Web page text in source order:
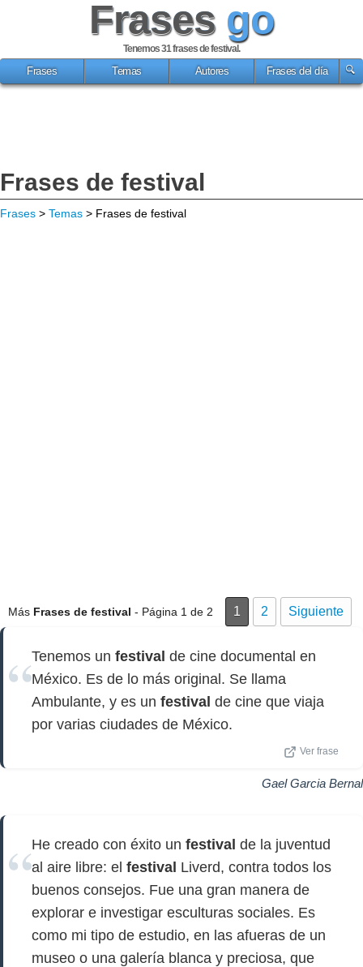
Frases go
Tenemos 31frases de festival.
Frases
Temas Autores Frases del día
Frases de festival
Frases > Temas > Frases de festival
Más Frases de festival - Página 1 de 2 1 2 Siguiente
Tenemos un festival de cine documental en
México. Es de lo más original. Se llama
Ambulante, y es un festival de cine que viaja
por varias ciudades de México.
Ver frase
Gael Garcia Bernal
He creado con éxito un festival de la juventud
al aire libre: el festival Liverd, contra todos los
buenos consejos. Fue una gran manera de
explorar e investigar esculturas sociales. Es
como mi tipo de estudio, en las afueras de un
museo o una galería blanca y preciosa, que